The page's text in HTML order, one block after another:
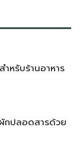
ำหรับร้านอาหาร
กปลอดสารด้วย